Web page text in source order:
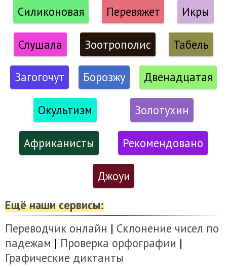
Силиконовая Перевяжет Икры
Слушала Зоотрополис Табель
Загогочут Борозжу Двенадцатая
Окультизм Золотухин
Африканисты Рекомендовано
Джоуи
Ещё наши сервисы:
Переводчик онлайн | Склонение чисел по
падежам | Проверка орфографии |
Графические диктанты